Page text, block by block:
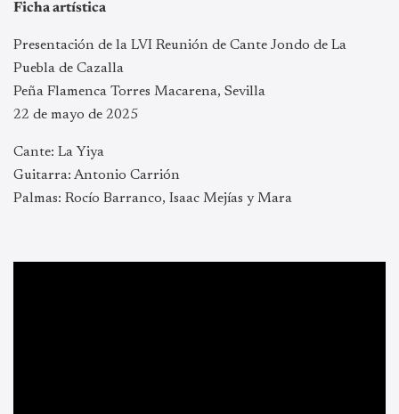
Ficha artística
Presentación de la LVI Reunión de Cante Jondo de La
Puebla de Cazalla
Peña Flamenca Torres Macarena, Sevilla
22 de mayo de 2025
Cante: La Yiya
Guitarra: Antonio Carrión
Palmas: Rocío Barranco, Isaac Mejías y Mara